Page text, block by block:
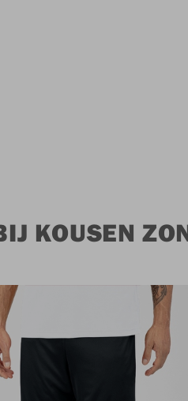
KOUSEN